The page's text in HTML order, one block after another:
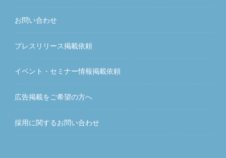
お問い合わせ
プレスリリース掲載依頼
イベント・セミナー情報掲載依頼
広告掲載をご希望の方へ
採用に関するお問い合わせ